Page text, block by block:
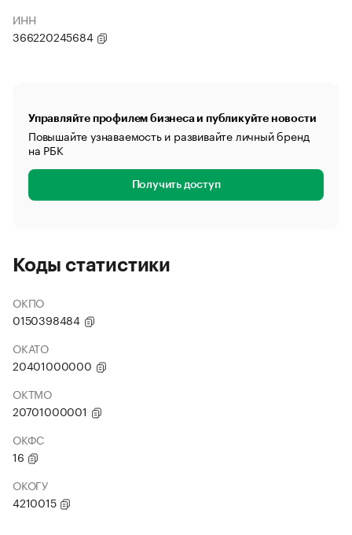
ИНН
366220245684
Управляйте профилем бизнеса и публикуйте новости
Повышайте узнаваемость и развивайте личный бренд
на РБК
Получить доступ
Коды статистики
ОКПО
0150398484
ОКАТО
20401000000
ОКТМО
20701000001
ОКФС
16
ОКОГУ
4210015